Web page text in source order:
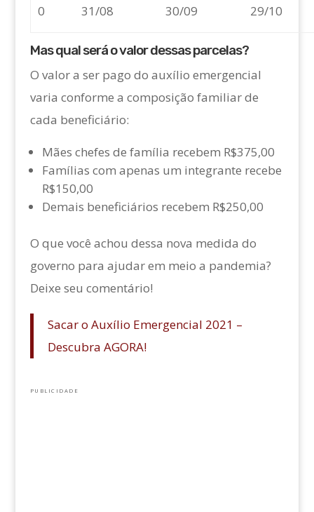
0 31/08 30/09 29/10
Mas qual será o valor dessas parcelas?
O valor a ser pago do auxílio emergencial
varia conforme a composição familiar de
cada beneficiário:
Mães chefes de família recebem R$375,00
Famílias com apenas um integrante recebe
R$150,00
Demais beneficiários recebem R$250,00
O que você achou dessa nova medida do
governo para ajudar em meio a pandemia?
Deixe seu comentário!
Sacar o Auxílio Emergencial 2021 –
Descubra AGORA!
PUBLICIDADE